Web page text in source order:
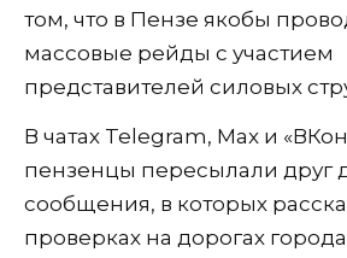
том, что в Пензе якобы
массовые рейды с участием
представителей силовых
В чатах Telegram, Max и
пензенцы пересылали друг
сообщения, в которых
проверках на дорогах